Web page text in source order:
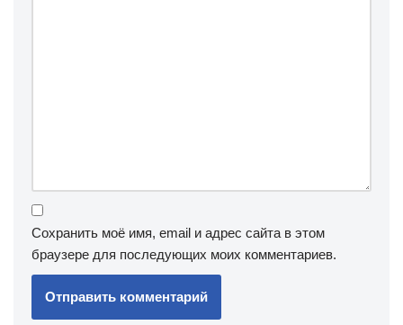
Сохранить моё имя, email и адрес сайта в этом
браузере для последующих моих комментариев.